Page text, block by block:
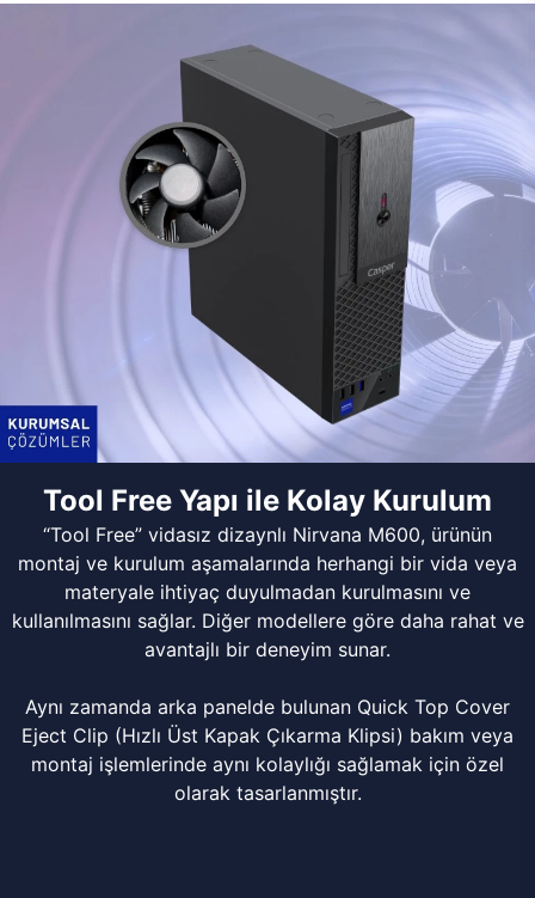
Tool Free Yapı ile Kolay Kurulum
“Tool Free” vidasız dizaynlı Nirvana M600, ürünün
montaj ve kurulum aşamalarında herhangi bir vida veya
materyale ihtiyaç duyulmadan kurulmasını ve
kullanılmasını sağlar. Diğer modellere göre daha rahat ve
avantajlı bir deneyim sunar.
Aynı zamanda arka panelde bulunan Quick Top Cover
Eject Clip (Hızlı Üst Kapak Çıkarma Klipsi) bakım veya
montaj işlemlerinde aynı kolaylığı sağlamak için özel
olarak tasarlanmıştır.